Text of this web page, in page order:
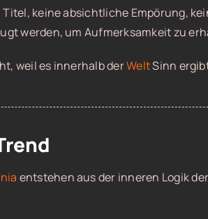
keine absichtliche Empörung,
werden, um Aufmerksamkeit zu
weil es innerhalb derWeltSinn
entstehen aus der inneren Logik